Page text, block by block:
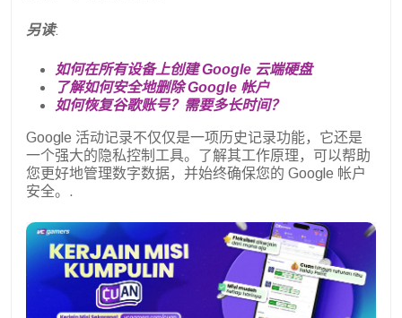
另读:
如何在所有设备上创建 Google 云端硬盘
了解如何安全地删除 Google 帐户
如何恢复谷歌账号？需要多长时间？
Google 活动记录不仅仅是一项历史记录功能，它还是
一个强大的隐私控制工具。了解其工作原理，可以帮助
您更好地管理数字数据，并始终确保您的 Google 帐户
安全。.